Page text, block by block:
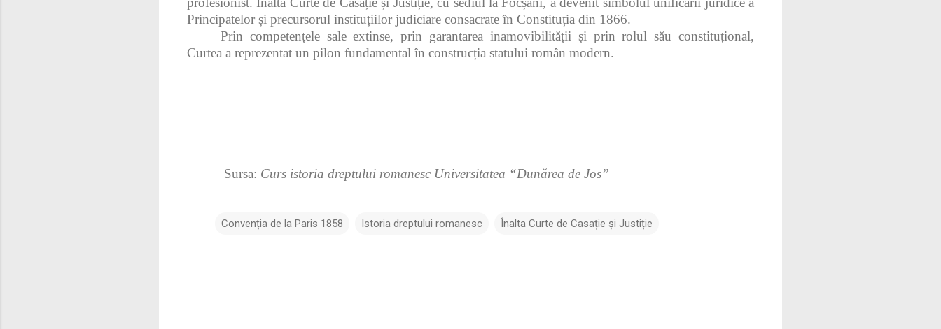
Principatelor și precursorul instituțiilor judiciare consacrate în Constituția din 1866.
Prin competențele sale extinse, prin garantarea inamovibilității și prin rolul său constituțional,
Curtea a reprezentat un pilon fundamental în construcția statului român modern.
Sursa: Curs istoria dreptului romanesc Universitatea “Dunărea de Jos”
Convenția de la Paris 1858 Istoria dreptului romanesc Înalta Curte de Casație și Justiție